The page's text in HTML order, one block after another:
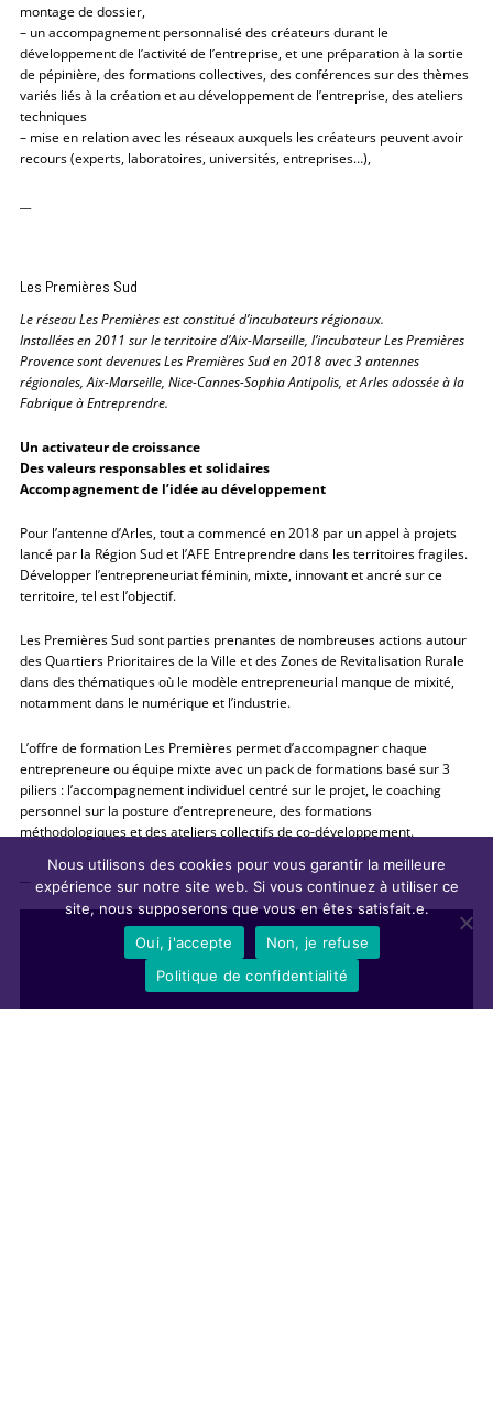
montage de dossier,
– un accompagnement personnalisé des créateurs durant le
développement de l’activité de l’entreprise, et une préparation à la sortie
de pépinière, des formations collectives, des conférences sur des thèmes
variés liés à la création et au développement de l’entreprise, des ateliers
techniques
– mise en relation avec les réseaux auxquels les créateurs peuvent avoir
recours (experts, laboratoires, universités, entreprises…),
Les Premières Sud
Le réseau Les Premières est constitué d’incubateurs régionaux.
Installées en 2011 sur le territoire d’Aix-Marseille, l’incubateur Les Premières
Provence sont devenues Les Premières Sud en 2018 avec 3 antennes
régionales, Aix-Marseille, Nice-Cannes-Sophia Antipolis, et Arles adossée à la
Fabrique à Entreprendre.
Un activateur de croissance
Des valeurs responsables et solidaires
Accompagnement de l’idée au développement
Pour l’antenne d’Arles, tout a commencé en 2018 par un appel à projets
lancé par la Région Sud et l’AFE Entreprendre dans les territoires fragiles.
Développer l’entrepreneuriat féminin, mixte, innovant et ancré sur ce
territoire, tel est l’objectif.
Les Premières Sud sont parties prenantes de nombreuses actions autour
des Quartiers Prioritaires de la Ville et des Zones de Revitalisation Rurale
dans des thématiques où le modèle entrepreneurial manque de mixité,
notamment dans le numérique et l’industrie.
L’offre de formation Les Premières permet d’accompagner chaque
entrepreneure ou équipe mixte avec un pack de formations basé sur 3
piliers : l’accompagnement individuel centré sur le projet, le coaching
personnel sur la posture d’entrepreneure, des formations
méthodologiques et des ateliers collectifs de co-développement.
Nous utilisons des cookies pour vous garantir la meilleure
expérience sur notre site web. Si vous continuez à utiliser ce
site, nous supposerons que vous en êtes satisfait.e.
Oui, j'accepte
Non, je refuse
Politique de confidentialité